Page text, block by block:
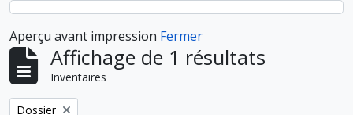
Aperçu avant impression Fermer
Affichage de 1 résultats
Inventaires
Remove filter:
Dossier